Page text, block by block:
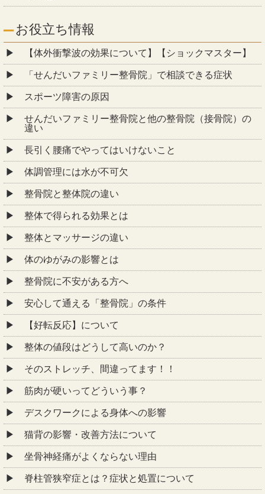
お役立ち情報
【体外衝撃波の効果について】【ショックマスター】
「せんだいファミリー整骨院」で相談できる症状
スポーツ障害の原因
せんだいファミリー整骨院と他の整骨院（接骨院）の
違い
長引く腰痛でやってはいけないこと
体調管理には水が不可欠
整骨院と整体院の違い
整体で得られる効果とは
整体とマッサージの違い
体のゆがみの影響とは
整骨院に不安がある方へ
安心して通える「整骨院」の条件
【好転反応】について
整体の値段はどうして高いのか？
そのストレッチ、間違ってます！！
筋肉が硬いってどういう事？
デスクワークによる身体への影響
猫背の影響・改善方法について
坐骨神経痛がよくならない理由
脊柱管狭窄症とは？症状と処置について